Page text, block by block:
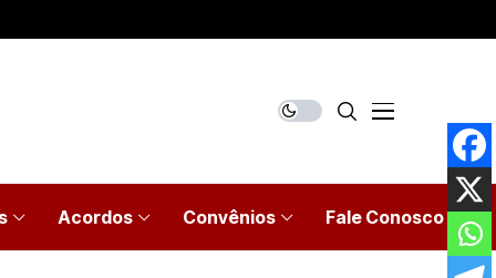
Acordos Convênios Fale Conosco